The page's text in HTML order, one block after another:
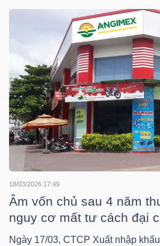
18/03/2026 17:49
Âm vốn chủ sau 4 năm
nguy cơ mất tư cách đại
Ngày 17/03, CTCP Xuất nhập
NGHIỆP
BẤT
ĐỘNG
SẢN
TÀI
CHÍNH